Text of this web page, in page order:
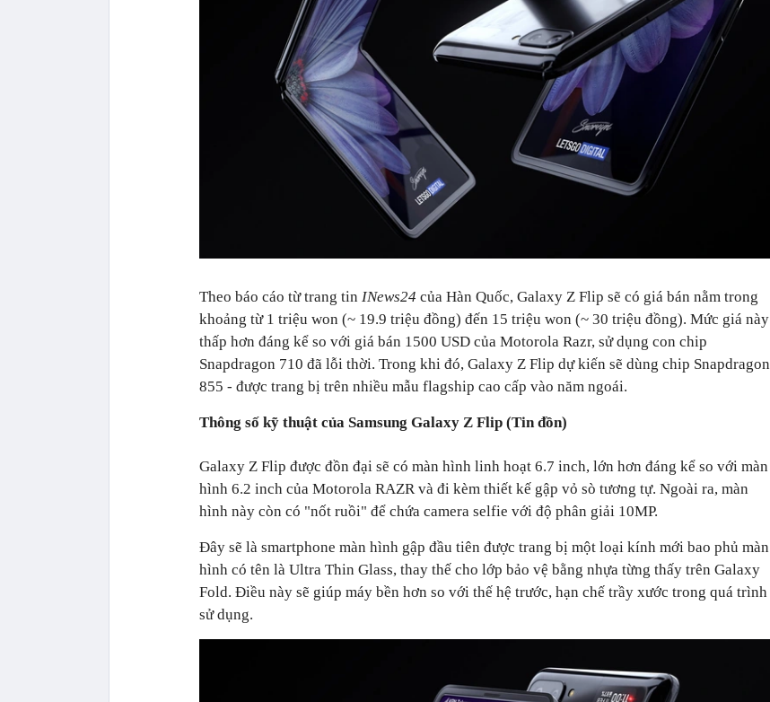
Theo báo cáo từ trang tin INews24 của Hàn Quốc, Galaxy Z Flip sẽ có giá bán nằm trong
khoảng từ 1 triệu won (~ 19.9 triệu đồng) đến 15 triệu won (~ 30 triệu đồng). Mức giá này
thấp hơn đáng kể so với giá bán 1500 USD của Motorola Razr, sử dụng con chip
Snapdragon 710 đã lỗi thời. Trong khi đó, Galaxy Z Flip dự kiến sẽ dùng chip Snapdragon
855 - được trang bị trên nhiều mẫu flagship cao cấp vào năm ngoái.
Thông số kỹ thuật của Samsung Galaxy Z Flip (Tin đồn)
Galaxy Z Flip được đồn đại sẽ có màn hình linh hoạt 6.7 inch, lớn hơn đáng kể so với màn
hình 6.2 inch của Motorola RAZR và đi kèm thiết kế gập vỏ sò tương tự. Ngoài ra, màn
hình này còn có "nốt ruồi" để chứa camera selfie với độ phân giải 10MP.
Đây sẽ là smartphone màn hình gập đầu tiên được trang bị một loại kính mới bao phủ màn
hình có tên là Ultra Thin Glass, thay thế cho lớp bảo vệ bằng nhựa từng thấy trên Galaxy
Fold. Điều này sẽ giúp máy bền hơn so với thế hệ trước, hạn chế trầy xước trong quá trình
sử dụng.